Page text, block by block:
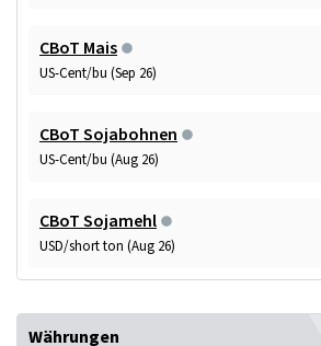
CBoT Mais
US-Cent/bu (Sep 26)
CBoT Sojabohnen
US-Cent/bu (Aug 26)
CBoT Sojamehl
USD/short ton (Aug 26)
Währungen